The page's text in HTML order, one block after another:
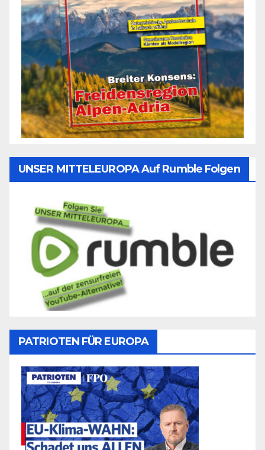
UNSER MITTELEUROPA Auf Rumble Folgen
PATRIOTEN FÜR EUROPA